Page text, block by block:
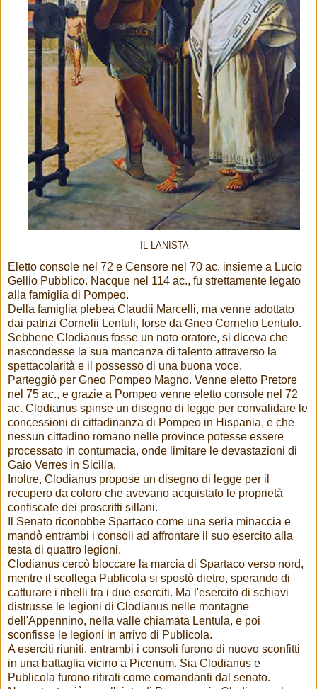
IL LANISTA
Eletto console nel 72 e Censore nel 70 ac. insieme a Lucio
Gellio Pubblico. Nacque nel 114 ac., fu strettamente legato
alla famiglia di Pompeo.
Della famiglia plebea Claudii Marcelli, ma venne adottato
dai patrizi Cornelii Lentuli, forse da Gneo Cornelio Lentulo.
Sebbene Clodianus fosse un noto oratore, si diceva che
nascondesse la sua mancanza di talento attraverso la
spettacolarità e il possesso di una buona voce.
Parteggiò per Gneo Pompeo Magno. Venne eletto Pretore
nel 75 ac., e grazie a Pompeo venne eletto console nel 72
ac. Clodianus spinse un disegno di legge per convalidare le
concessioni di cittadinanza di Pompeo in Hispania, e che
nessun cittadino romano nelle province potesse essere
processato in contumacia, onde limitare le devastazioni di
Gaio Verres in Sicilia.
Inoltre, Clodianus propose un disegno di legge per il
recupero da coloro che avevano acquistato le proprietà
confiscate dei proscritti sillani.
Il Senato riconobbe Spartaco come una seria minaccia e
mandò entrambi i consoli ad affrontare il suo esercito alla
testa di quattro legioni.
Clodianus cercò bloccare la marcia di Spartaco verso nord,
mentre il scollega Publicola si spostò dietro, sperando di
catturare i ribelli tra i due eserciti. Ma l'esercito di schiavi
distrusse le legioni di Clodianus nelle montagne
dell'Appennino, nella valle chiamata Lentula, e poi
sconfisse le legioni in arrivo di Publicola.
A eserciti riuniti, entrambi i consoli furono di nuovo sconfitti
in una battaglia vicino a Picenum. Sia Clodianus e
Publicola furono ritirati come comandanti dal senato.